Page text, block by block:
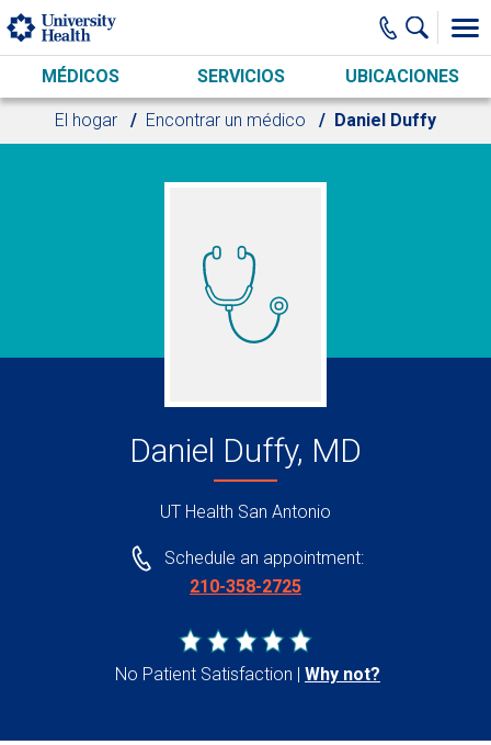
Skip to main content
MÉDICOS SERVICIOS UBICACIONES
El hogar Encontrar un médico Daniel Duffy
Daniel Duffy, MD
UT Health San Antonio
Schedule an appointment:
210-358-2725
No Patient Satisfaction Why not?